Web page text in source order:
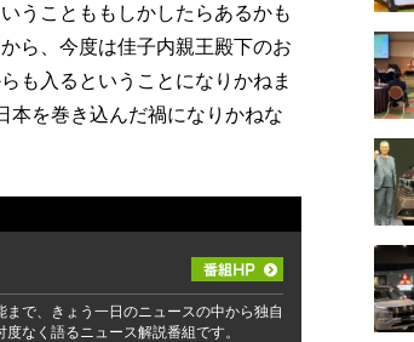
うことももしかしたらあるかも
ら、今度は佳子内親王殿下のお
も入るということになりかねま
本を巻き込んだ禍になりかねな
で、きょう一日のニュースの中から独自
なく語るニュース解説番組です。